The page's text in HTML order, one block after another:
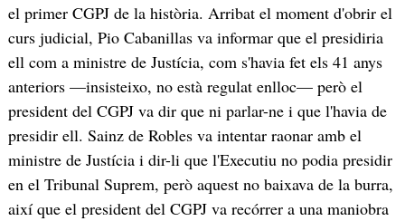
el primer CGPJ de la història. Arribat el moment d'obrir el
curs judicial, Pio Cabanillas va informar que el presidiria
ell com a ministre de Justícia, com s'havia fet els 41 anys
anteriors —insisteixo, no està regulat enlloc— però el
president del CGPJ va dir que ni parlar-ne i que l'havia de
presidir ell. Sainz de Robles va intentar raonar amb el
ministre de Justícia i dir-li que l'Executiu no podia presidir
en el Tribunal Suprem, però aquest no baixava de la burra,
així que el president del CGPJ va recórrer a una maniobra